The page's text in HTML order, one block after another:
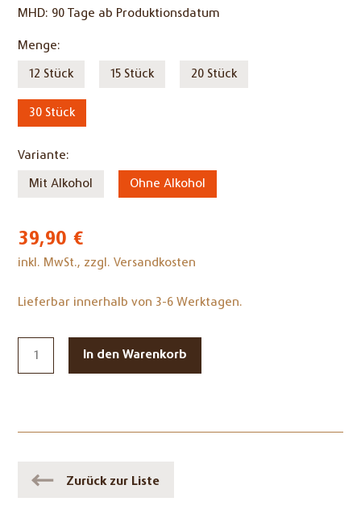
MHD: 90 Tage ab Produktionsdatum
Pflichtfeld
Menge:
12 Stück 15 Stück 20 Stück
30 Stück
Pflichtfeld
Variante:
Mit Alkohol Ohne Alkohol
39,90 €
inkl. MwSt., zzgl. Versandkosten
Lieferbar innerhalb von 3-6 Werktagen.
Zurück zur Liste